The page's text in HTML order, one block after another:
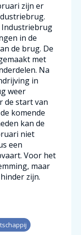
zijn er
Industriebrug
in de
de brug. De
met
Na
in
weer
de start van
komende
kan de
niet
een
Voor het
maar
zijn.